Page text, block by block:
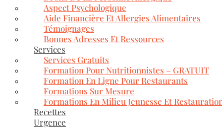
Aspect Psychologique
Aide Financière Et Allergies Alimentaires
Témoignages
Bonnes Adresses Et Ressources
Services
Services Gratuits
Formation Pour Nutritionnistes – GRATUIT
Formation En Ligne Pour Restaurants
Formations Sur Mesure
Formations En Milieu Jeunesse Et
Recettes
Urgence